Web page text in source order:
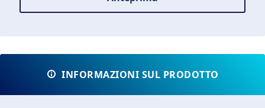
INFORMAZIONI SUL PRODOTTO